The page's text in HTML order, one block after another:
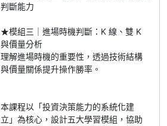
判斷能力
★模組三｜進場時機判斷：K 線、雙 K
與價量分析
理解進場時機的重要性，透過技術結構
與價量關係提升操作勝率。
本課程以「投資決策能力的系統化建
立」為核心，設計五大學習模組，協助